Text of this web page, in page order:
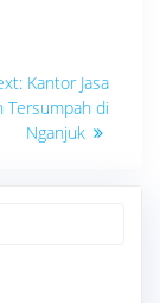
Next
post:
Kantor Jasa
Tersumpah di
Nganjuk